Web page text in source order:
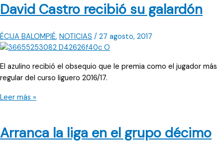
la
Liga
Astigi
David Castro recibió su galardón
ÉCIJA BALOMPIÉ, NOTICIAS / 27 agosto, 2017
El azulino recibió el obsequio que le premia como el jugador más
regular del curso liguero 2016/17.
David
su
Leer más »
Arranca la liga en el grupo décimo